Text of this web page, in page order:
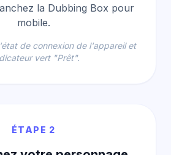
la Dubbing Box pour
mobile.
de connexion de l'appareil et
vert "Prêt".
ÉTAPE 2